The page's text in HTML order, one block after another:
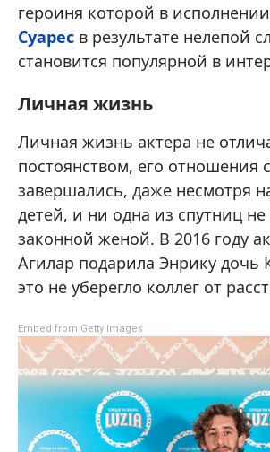
героиня которой в исполнении
Суарес в результате нелепой
становится популярной в
Личная жизнь
Личная жизнь актера не
постоянством, его
завершались, даже несмотря
детей, и ни одна из спутниц не
законной женой. В 2016 году
Агилар подарила Энрику дочь
это не уберегло коллег от
Embed from Getty Images